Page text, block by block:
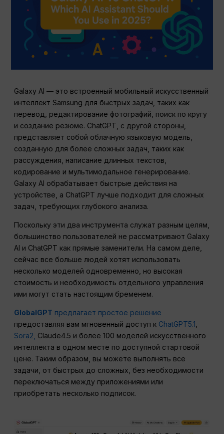
Galaxy AI — это встроенный мобильный искусственный
интеллект Samsung для быстрых задач, таких как
перевод, редактирование фотографий, поиск по кругу
и создание резюме. ChatGPT, с другой стороны,
представляет собой облачную языковую модель,
созданную для более сложных задач, таких как
рассуждения, написание длинных текстов,
кодирование и мультимодальное генерирование.
Galaxy AI обрабатывает быстрые действия на
устройстве, а ChatGPT лучше подходит для сложных
задач, требующих глубокого анализа.
Поскольку эти два инструмента служат разным целям,
большинство пользователей не рассматривают Galaxy
AI и ChatGPT как прямые заменители. На самом деле,
сейчас все больше людей хотят использовать
несколько моделей одновременно, но высокая
стоимость и необходимость отдельного управления
ими могут стать настоящим бременем.
GlobalGPT предлагает простое решение
предоставляя вам мгновенный доступ к ChatGPT5.1,
Sora2, Claude4.5 и более 100 моделей искусственного
интеллекта в одном месте по доступной стартовой
цене. Таким образом, вы можете выполнять все
задачи, от быстрых до сложных, без необходимости
переключаться между приложениями или
приобретать несколько подписок.